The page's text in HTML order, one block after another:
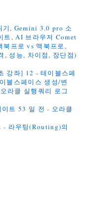
, Gemini 3.0 pro 소
트, AI 브라우저 Comet
북프로 vs 맥북프로,
, 성능, 차이점, 장단점)
강좌] 12 - 테이블스페
블스페이스 생성/변
오라클 실행쿼리 로그
트 53 일 전 - 오라클
- 라우팅(Routing)의